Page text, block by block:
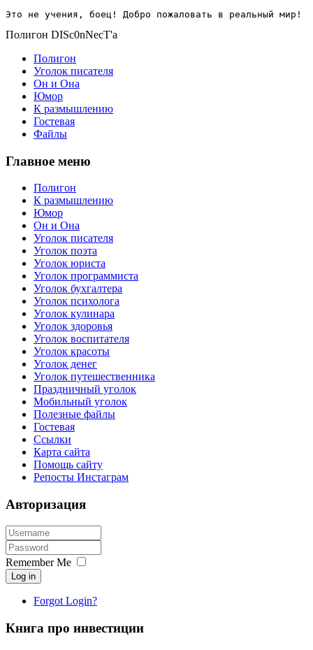
Это не учения, боец! Добро пожаловать в реальный мир!
Полигон DISc0nNecT'a
Полигон
Уголок писателя
Он и Она
Юмор
К размышлению
Гостевая
Файлы
Главное меню
Полигон
К размышлению
Юмор
Он и Она
Уголок писателя
Уголок поэта
Уголок юриста
Уголок программиста
Уголок бухгалтера
Уголок психолога
Уголок кулинара
Уголок здоровья
Уголок воспитателя
Уголок красоты
Уголок денег
Уголок путешественника
Праздничный уголок
Мобильный уголок
Полезные файлы
Гостевая
Ссылки
Карта сайта
Помощь сайту
Репосты Инстаграм
Авторизация
Remember Me
Log in
Forgot Login?
Книга про инвестиции